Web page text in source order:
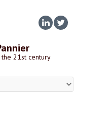
21st century